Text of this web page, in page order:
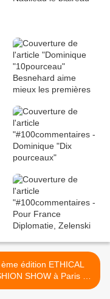
édition ETHICAL
SHOW à Paris du
25 au 28 septembre 2010 >